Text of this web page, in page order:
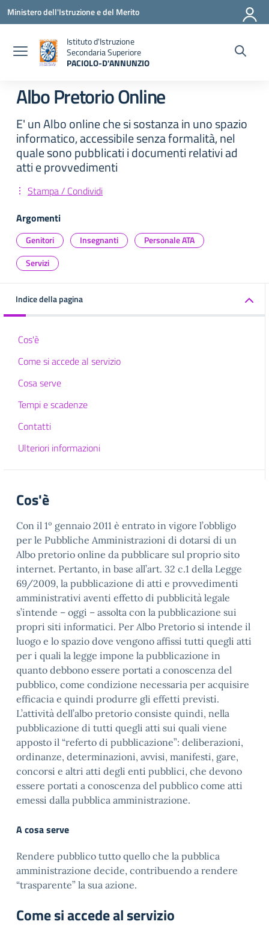
Vai ai contenuti
Vai al menu di navigazione
Vai al footer
Ministero dell'Istruzione e del Merito
Istituto d'Istruzione
Secondaria Superiore
PACIOLO-D'ANNUNZIO
Albo Pretorio Online
E' un Albo online che si sostanza in uno spazio
informatico, accessibile senza formalità, nel
quale sono pubblicati i documenti relativi ad
atti e provvedimenti
Stampa / Condividi
Argomenti
Genitori Insegnanti
Personale ATA
Servizi
Indice della pagina
Cos'è
Come si accede al servizio
Cosa serve
Tempi e scadenze
Contatti
Ulteriori informazioni
Cos'è
Con il 1º gennaio 2011 è entrato in vigore l’obbligo
per le Pubbliche Amministrazioni di dotarsi di un
Albo pretorio online da pubblicare sul proprio sito
internet. Pertanto, in base all’art. 32 c.1 della Legge
69/2009, la pubblicazione di atti e provvedimenti
amministrativi aventi effetto di pubblicità legale
s’intende – oggi – assolta con la pubblicazione sui
propri siti informatici. Per Albo Pretorio si intende il
luogo e lo spazio dove vengono affissi tutti quegli atti
per i quali la legge impone la pubblicazione in
quanto debbono essere portati a conoscenza del
pubblico, come condizione necessaria per acquisire
efficacia e quindi produrre gli effetti previsti.
L’attività dell’albo pretorio consiste quindi, nella
pubblicazione di tutti quegli atti sui quali viene
apposto il “referto di pubblicazione”: deliberazioni,
ordinanze, determinazioni, avvisi, manifesti, gare,
concorsi e altri atti degli enti pubblici, che devono
essere portati a conoscenza del pubblico come atti
emessi dalla pubblica amministrazione.
A cosa serve
Rendere pubblico tutto quello che la pubblica
amministrazione decide, contribuendo a rendere
“trasparente” la sua azione.
Come si accede al servizio